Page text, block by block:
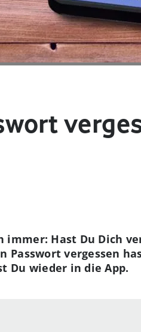
immer: Hast Du Dich
Passwort vergessen
Du wieder in die App.